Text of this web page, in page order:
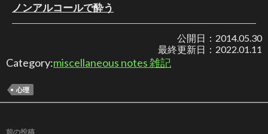
ノンアルコールで酔う
公開日： 2014.05.30
最終更新日： 2022.01.11
Category:miscellaneous notes 雑記
心理
投稿ナビゲーション
前の投稿